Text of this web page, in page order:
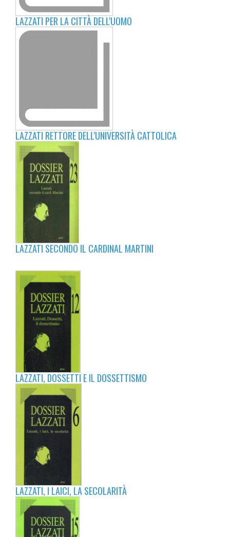
LAZZATI PER LA CITTÀ DELL'UOMO
LAZZATI RETTORE DELL'UNIVERSITÀ CATTOLICA
LAZZATI SECONDO IL CARDINAL MARTINI
LAZZATI, DOSSETTI E IL DOSSETTISMO
LAZZATI, I LAICI, LA SECOLARITÀ